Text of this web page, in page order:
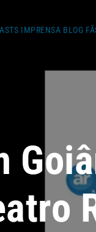
IMPRENSA BLOG